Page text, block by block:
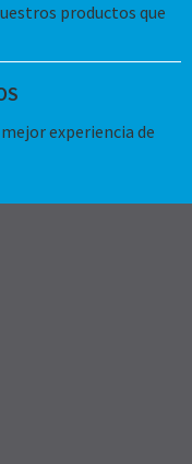
productos que
experiencia de